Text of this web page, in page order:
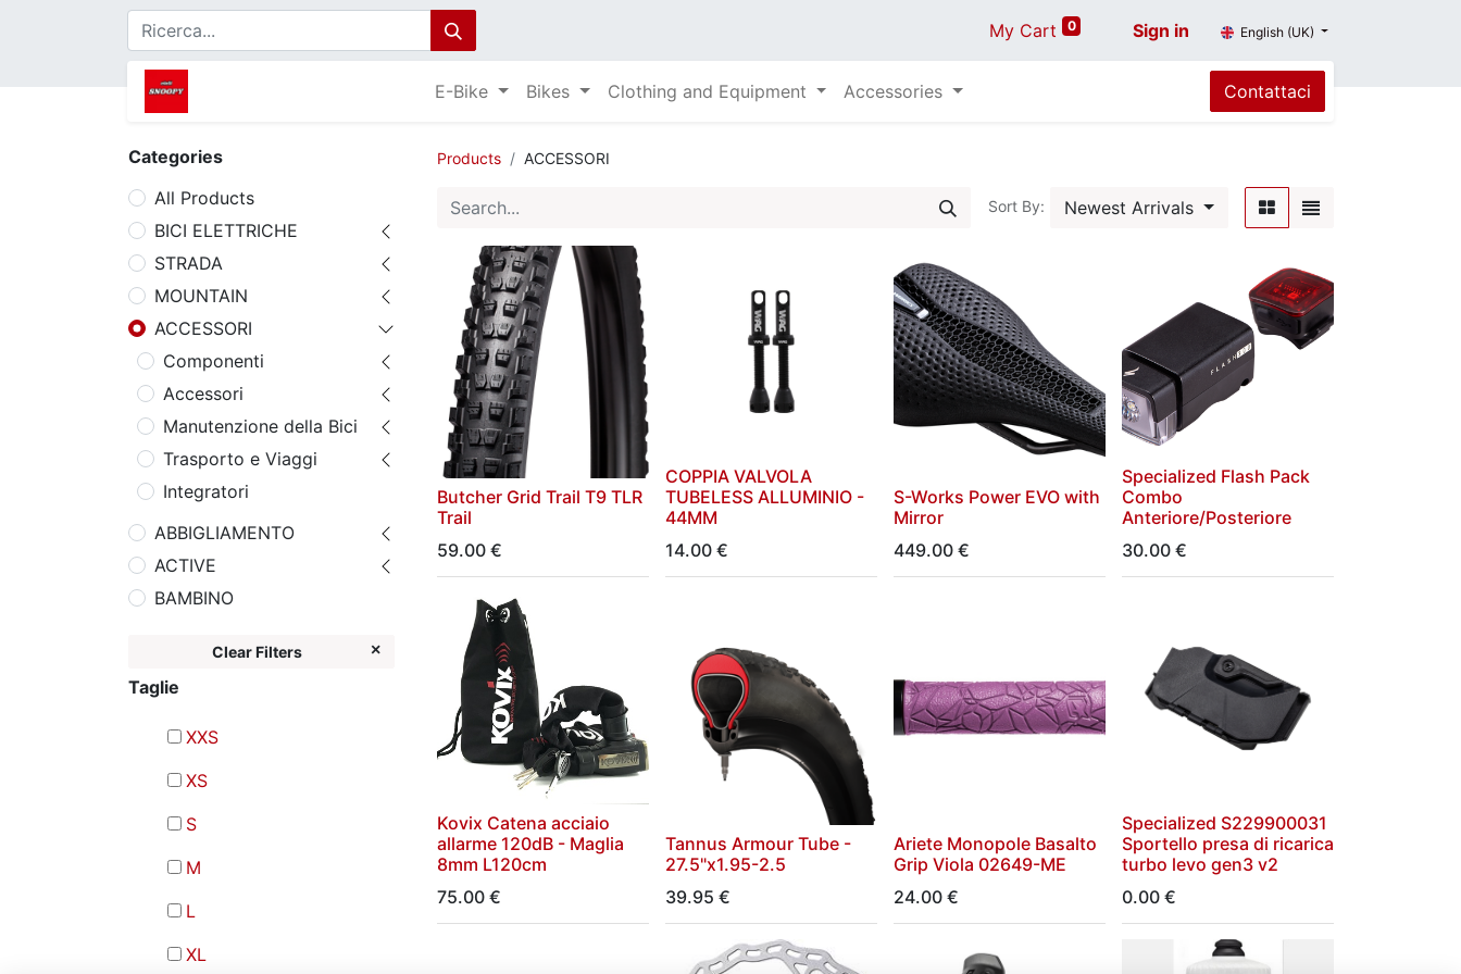
My Cart 0 Sign in English (UK)
E-Bike Bikes Clothing and Equipment Accessories Contattaci
Categories
All Products
BICI ELETTRICHE
STRADA
MOUNTAIN
ACCESSORI
Componenti
Accessori
Manutenzione della Bici
Trasporto e Viaggi
Integratori
ABBIGLIAMENTO
ACTIVE
BAMBINO
Clear Filters
Taglie
XXS
XS
S
M
L
XL
Products ACCESSORI
Sort By: Newest Arrivals
Butcher Grid Trail T9 TLR
Trail
59.00 €
COPPIA VALVOLA
TUBELESS ALLUMINIO -
44MM
14.00 €
S-Works Power EVO with
Mirror
449.00 €
Specialized Flash Pack
Combo
Anteriore/Posteriore
30.00 €
Kovix Catena acciaio
allarme 120dB - Maglia
8mm L120cm
75.00 €
Tannus Armour Tube -
27.5"x1.95-2.5
39.95 €
Ariete Monopole Basalto
Grip Viola 02649-ME
24.00 €
Specialized S229900031
Sportello presa di ricarica
turbo levo gen3 v2
0.00 €